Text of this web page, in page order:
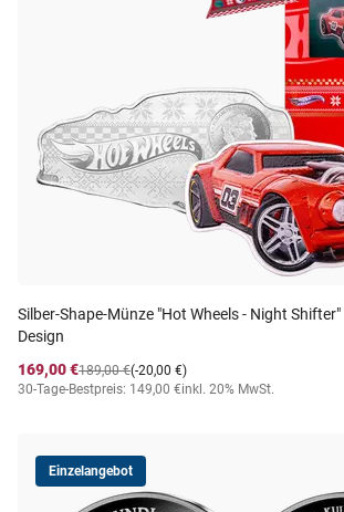
Silber-Shape-Münze "Hot Wheels - Night
Design
169,00 €
(-20,00 €)
189,00 €
30-Tage-Bestpreis: 149,00 €inkl. 20% MwSt.
Einzelangebot